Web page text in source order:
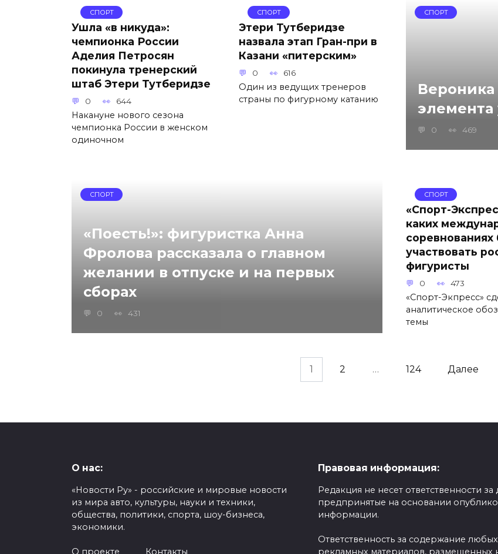
СПОРТ
Ушла «в никуда»:
чемпионка России
Аделия Петросян
покинула тренерский
штаб Этери Тутберидзе
0 644
Накануне нового сезона
чемпионка России в женском
одиночном
СПОРТ
Этери Тутберидзе
назвала этап Гран-при в
Казани «питерским»
0 616
Один из ведущих тренеров
страны по фигурному катанию
СПОРТ
Вероника
элемента
0 469
СПОРТ
«Поесть!»: фигуристка Анна
Фролова рассказала о главном
желании в отпуске и на первых
сборах
0 431
СПОРТ
«Спорт-
каких
соревнованиях
участвовать
фигуристы
0 473
«Спорт-Экпресс»
аналитическое
темы
1 2 … 124 Далее
О нас:
«Новости Ру» - российские и мировые новости
из мира авто, культуры, науки и техники,
общества, политики, спорта, шоу-бизнеса,
экономики.
О проекте Контакты
Правовая информация:
Редакция не несет ответственности за
предпринятые на основании
информации.
Ответственность за содержание любых
рекламных материалов, размещенных